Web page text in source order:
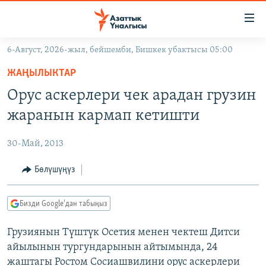
Навигацияга
өтүңүз
Издөөгө
салыңызКЫРГЫЗСТАН
ЭКОНОМИКА
МАДАНИЯТ
ДҮЙНӨ
БОРБОР АЗИЯ
УКРАИНА
АТАЙЫН ИЛИКТӨӨ
ТВ ПРОГРАММАЛАР
ЭКСПЕРТТЕР ТАЛДАЙТ
БИЗ ЖАНА ДҮЙНӨ
ӨЗГӨЧӨ ПИКИР
Русский
6-Август, 2026-жыл, бейшемби, Бишкек убактысы 05:00
ЖАҢЫЛЫКТАР
Орус аскерлери чек арадан грузин
жаранын кармап кетишти
30-Май, 2013
Бөлүшүңүз
Бизди Google'дан табыңыз
Грузиянын Түштүк Осетия менен чектеш Дитси
айылынын тургундарынын айтымында, 24
жаштагы Ростом Сосиашвилини орус аскерлери